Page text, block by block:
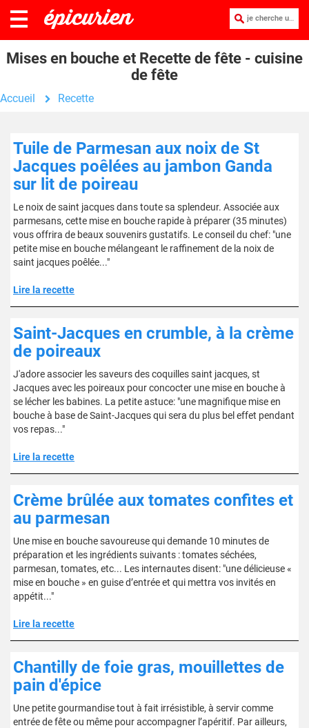
je cherche une recette :
Mises en bouche et Recette de fête - cuisine
de fête
Accueil Recette
Tuile de Parmesan aux noix de St
Jacques poêlées au jambon Ganda
sur lit de poireau
Le noix de saint jacques dans toute sa splendeur. Associée aux
parmesans, cette mise en bouche rapide à préparer (35 minutes)
vous offrira de beaux souvenirs gustatifs. Le conseil du chef: "une
petite mise en bouche mélangeant le raffinement de la noix de
saint jacques poêlée..."
Lire la recette
Saint-Jacques en crumble, à la crème
de poireaux
J'adore associer les saveurs des coquilles saint jacques, st
Jacques avec les poireaux pour concocter une mise en bouche à
se lécher les babines. La petite astuce: "une magnifique mise en
bouche à base de Saint-Jacques qui sera du plus bel effet pendant
vos repas..."
Lire la recette
Crème brûlée aux tomates confites et
au parmesan
Une mise en bouche savoureuse qui demande 10 minutes de
préparation et les ingrédients suivants : tomates séchées,
parmesan, tomates, etc... Les internautes disent: "une délicieuse «
mise en bouche » en guise d’entrée et qui mettra vos invités en
appétit..."
Lire la recette
Chantilly de foie gras, mouillettes de
pain d'épice
Une petite gourmandise tout à fait irrésistible, à servir comme
entrée de fête ou même pour accompagner l’apéritif. Par ailleurs,